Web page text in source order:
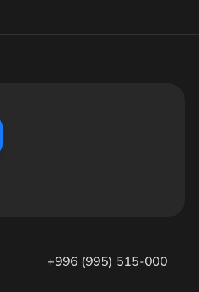
+996 (995) 515-000